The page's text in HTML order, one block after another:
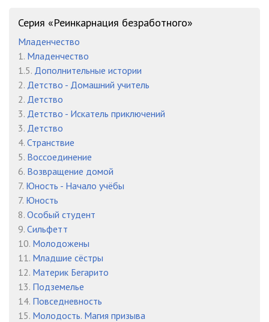
27 том 17 глава
27 том 18 глава
27 том 19 глава
27 том 20 глава
27 том 21 глава
27 том 22 глава
27 том 23 глава
27 том 24 глава
27 том 25 глава
27 том 26 глава
27 том 27 глава
27 том 28 глава
Серия «Реинкарнация безработного»
Младенчество
1. Младенчество
1.5. Дополнительные истории
2. Детство - Домашний учитель
2. Детство
3. Детство - Искатель приключений
3. Детство
4. Странствие
5. Воссоединение
6. Возвращение домой
7. Юность - Начало учёбы
7. Юность
8. Особый студент
9. Сильфетт
10. Молодожены
11. Младшие сёстры
12. Материк Бегарито
13. Подземелье
14. Повседневность
15. Молодость. Магия призыва